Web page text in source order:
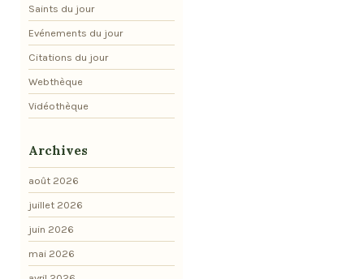
Saints du jour
Evénements du jour
Citations du jour
Webthèque
Vidéothèque
Archives
août 2026
juillet 2026
juin 2026
mai 2026